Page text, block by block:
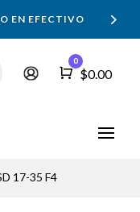
EN EFECTIVO
Carro
0
$0.00
17-35 F4